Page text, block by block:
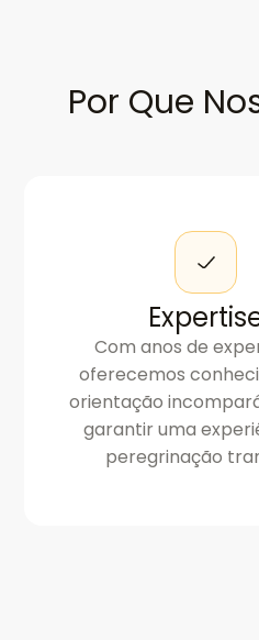
Por Que
Com anos de
oferecemos
orientação
garantir uma
peregrinação